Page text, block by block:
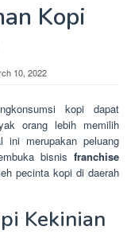
Kopi
10, 2022
kopi dapat
orang lebih memilih
ini merupakan peluang
bisnis franchise
pecinta kopi di daerah
Kekinian